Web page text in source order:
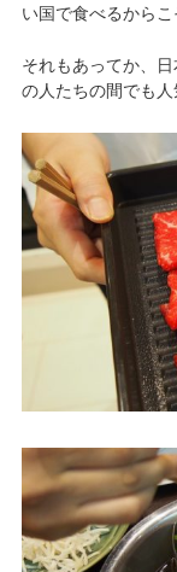
い国で食べるから
それもあってか、
の人たちの間でも人